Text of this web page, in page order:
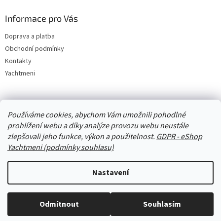
Používáme cookies, abychom Vám umožnili pohodlné
prohlížení webu a díky analýze provozu webu neustále
zlepšovali jeho funkce, výkon a použitelnost. GDPR - eShop
Yachtmeni (podmínky souhlasu)
Nastavení
Odmítnout Souhlasím
Informace pro Vás
Doprava a platba
Obchodní podmínky
Kontakty
Yachtmeni
Zboží.cz Heureka.cz Yachtmeni ComGate Payments, a.s.
Vytvořil Shoptet
Copyright 2026eShop Yachtmeni . Všechna práva vyhrazena.